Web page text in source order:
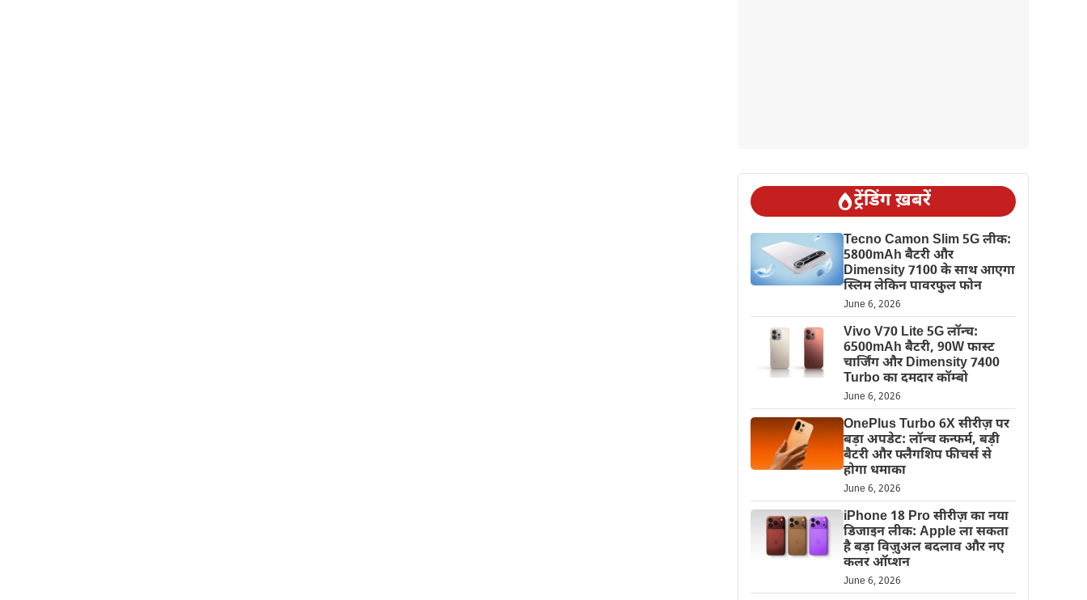
ट्रेंडिंग ख़बरें
Tecno Camon Slim 5G लीक:
5800mAh बैटरी और
Dimensity 7100 के साथ आएगा
स्लिम लेकिन पावरफुल फोन
June 6, 2026
Vivo V70 Lite 5G लॉन्च:
6500mAh बैटरी, 90W फास्ट
चार्जिंग और Dimensity 7400
Turbo का दमदार कॉम्बो
June 6, 2026
OnePlus Turbo 6X सीरीज़ पर
बड़ा अपडेट: लॉन्च कन्फर्म, बड़ी
बैटरी और फ्लैगशिप फीचर्स से
होगा धमाका
June 6, 2026
iPhone 18 Pro सीरीज़ का नया
डिजाइन लीक: Apple ला सकता
है बड़ा विज़ुअल बदलाव और नए
कलर ऑप्शन
June 6, 2026